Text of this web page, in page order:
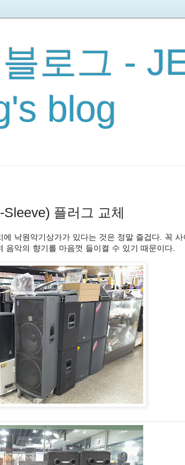
로그 -
blog
플러그 교체
낙원악기상가가 있다는 것은 정말 즐겁다. 꼭 사
음악의 향기를 마음껏 들이켤 수 있기 때문이다.